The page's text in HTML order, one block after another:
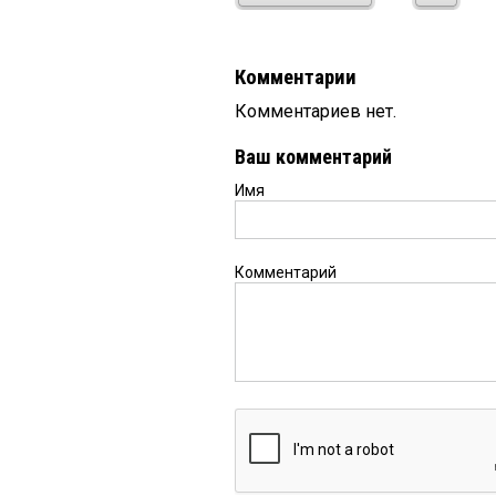
Комментарии
Комментариев нет.
Ваш комментарий
Имя
Комментарий